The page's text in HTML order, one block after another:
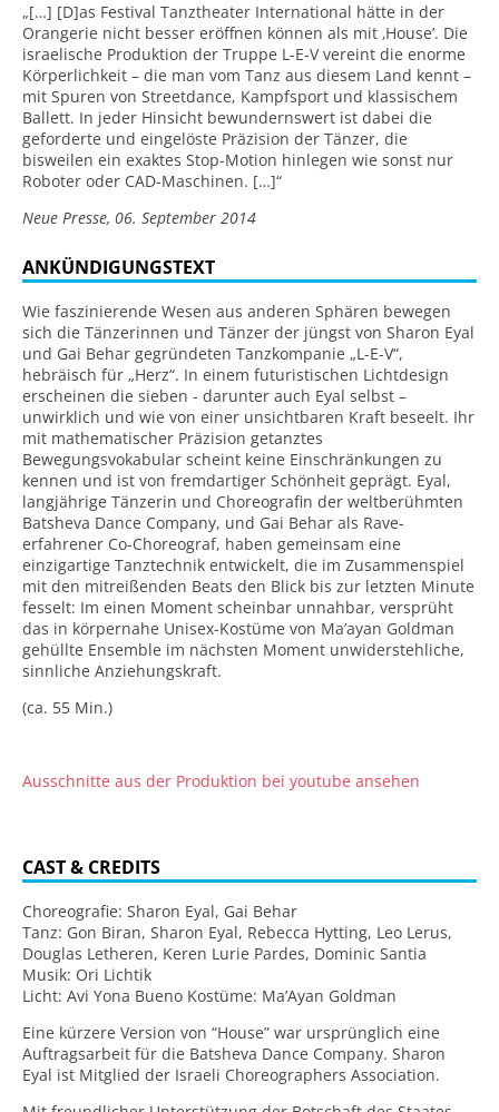
„[…] [D]as Festival Tanztheater International hätte in der
Orangerie nicht besser eröffnen können als mit ‚House’. Die
israelische Produktion der Truppe L-E-V vereint die enorme
Körperlichkeit – die man vom Tanz aus diesem Land kennt –
mit Spuren von Streetdance, Kampfsport und klassischem
Ballett. In jeder Hinsicht bewundernswert ist dabei die
geforderte und eingelöste Präzision der Tänzer, die
bisweilen ein exaktes Stop-Motion hinlegen wie sonst nur
Roboter oder CAD-Maschinen. […]“
Neue Presse, 06. September 2014
ANKÜNDIGUNGSTEXT
Wie faszinierende Wesen aus anderen Sphären bewegen
sich die Tänzerinnen und Tänzer der jüngst von Sharon Eyal
und Gai Behar gegründeten Tanzkompanie „L-E-V“,
hebräisch für „Herz“. In einem futuristischen Lichtdesign
erscheinen die sieben - darunter auch Eyal selbst –
unwirklich und wie von einer unsichtbaren Kraft beseelt. Ihr
mit mathematischer Präzision getanztes
Bewegungsvokabular scheint keine Einschränkungen zu
kennen und ist von fremdartiger Schönheit geprägt. Eyal,
langjährige Tänzerin und Choreografin der weltberühmten
Batsheva Dance Company, und Gai Behar als Rave-
erfahrener Co-Choreograf, haben gemeinsam eine
einzigartige Tanztechnik entwickelt, die im Zusammenspiel
mit den mitreißenden Beats den Blick bis zur letzten Minute
fesselt: Im einen Moment scheinbar unnahbar, versprüht
das in körpernahe Unisex-Kostüme von Ma’ayan Goldman
gehüllte Ensemble im nächsten Moment unwiderstehliche,
sinnliche Anziehungskraft.
(ca. 55 Min.)
Ausschnitte aus der Produktion bei youtube ansehen
CAST & CREDITS
Choreografie: Sharon Eyal, Gai Behar
Tanz: Gon Biran, Sharon Eyal, Rebecca Hytting, Leo Lerus,
Douglas Letheren, Keren Lurie Pardes, Dominic Santia
Musik: Ori Lichtik
Licht: Avi Yona Bueno Kostüme: Ma’Ayan Goldman
Eine kürzere Version von “House” war ursprünglich eine
Auftragsarbeit für die Batsheva Dance Company. Sharon
Eyal ist Mitglied der Israeli Choreographers Association.